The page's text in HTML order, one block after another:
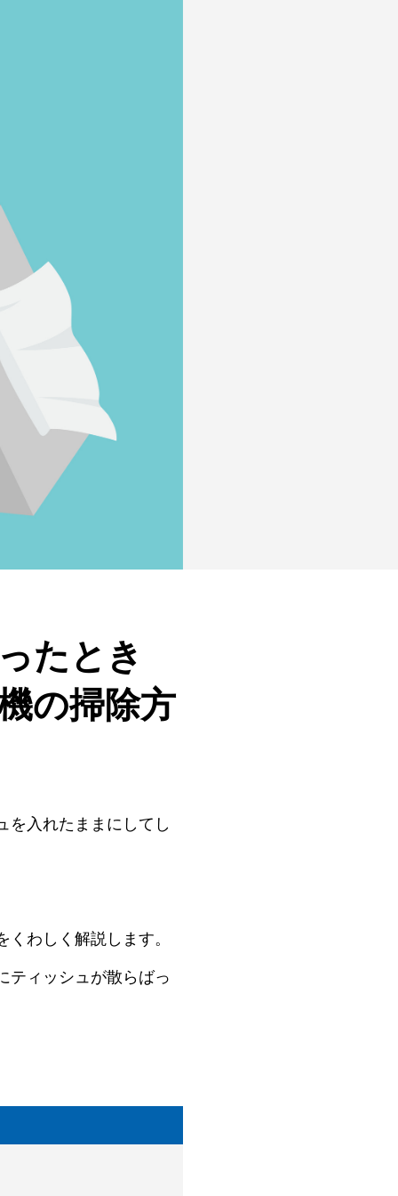
たとき
の掃除方
を入れたままにしてし
わしく解説します。
ティッシュが散らばっ